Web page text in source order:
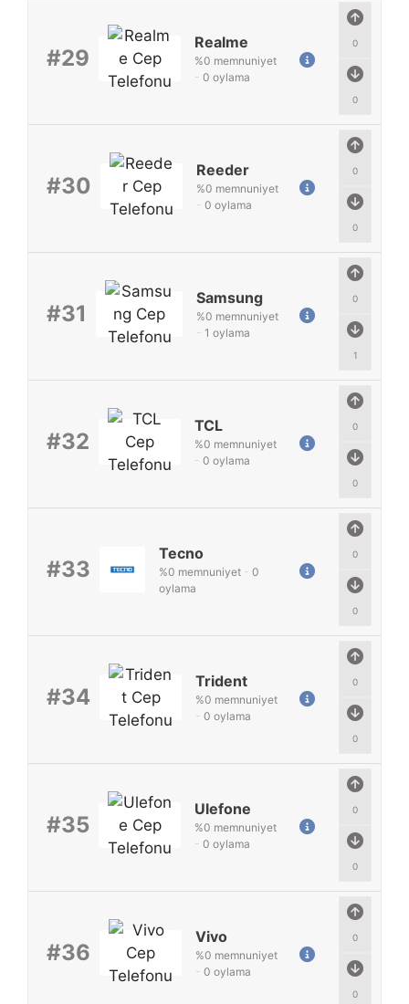
#29
0
0
Realme
%0 memnuniyet
- 0 oylama
#30
0
0
Reeder
%0 memnuniyet
- 0 oylama
#31
0
1
Samsung
%0 memnuniyet
- 1 oylama
#32
0
0
TCL
%0 memnuniyet
- 0 oylama
#33
0
0
Tecno
%0 memnuniyet - 0
oylama
#34
0
0
Trident
%0 memnuniyet
- 0 oylama
#35
0
0
Ulefone
%0 memnuniyet
- 0 oylama
#36
0
0
Vivo
%0 memnuniyet
- 0 oylama